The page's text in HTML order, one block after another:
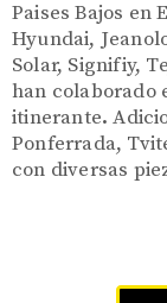
Paises Bajos en
Hyundai,
Solar, Signifiy,
han colaborado
itinerante.
Ponferrada,
con diversas